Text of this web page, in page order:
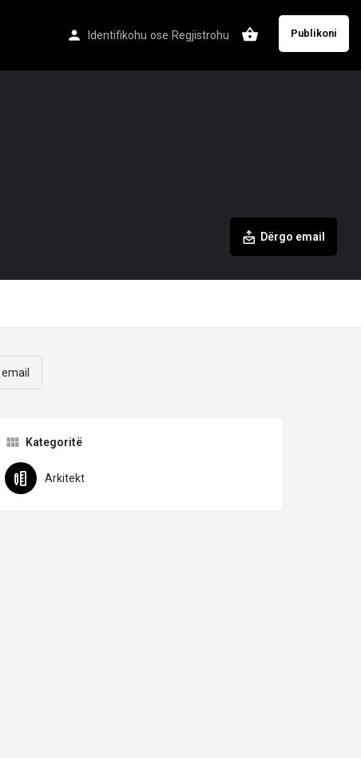
Identifikohu ose Regjistrohu Publikoni
Dërgo email
Kategoritë
Arkitekt